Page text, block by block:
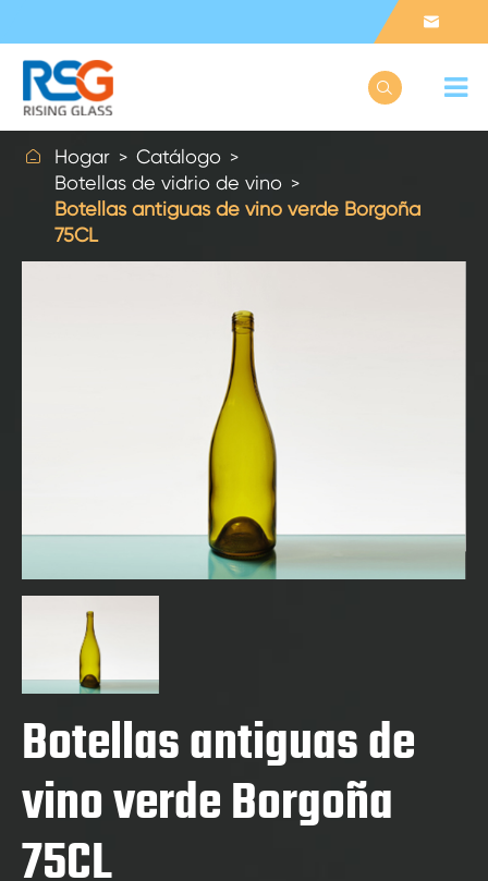


 Hogar
Catálogo
Botellas de vidrio de vino
Botellas antiguas de vino verde Borgoña
75CL
Botellas antiguas de
vino verde Borgoña
75CL